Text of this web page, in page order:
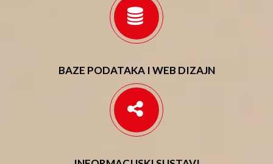
BAZE PODATAKA I WEB DIZAJN